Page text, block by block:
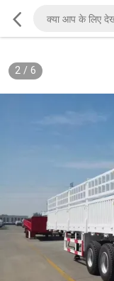
2/ 6